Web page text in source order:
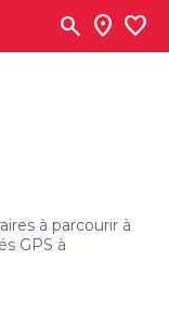
search location_on favorite
à parcourir à
GPS à